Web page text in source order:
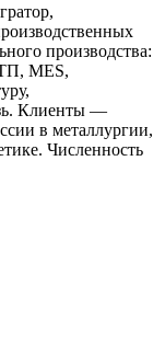
производства:
MES,
Клиенты —
в металлургии,
Численность